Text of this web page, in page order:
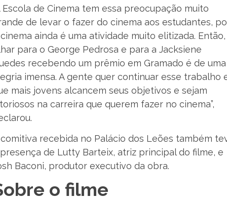
Escola de Cinema tem essa preocupação muito
de levar o fazer do cinema aos estudantes,
ainda é uma atividade muito elitizada. Então,
para o George Pedrosa e para a Jacksiene
recebendo um prêmio em Gramado é de uma
imensa. A gente quer continuar esse trabalho
mais jovens alcancem seus objetivos e sejam
na carreira que querem fazer no cinema”,
recebida no Palácio dos Leões também
de Lutty Barteix, atriz principal do filme, e
Baconi, produtor executivo da obra.
o filme